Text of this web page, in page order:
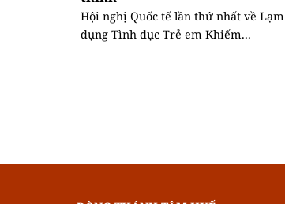
Hội nghị Quốc tế lần thứ nhất về Lạm
dụng Tình dục Trẻ em Khiếm...